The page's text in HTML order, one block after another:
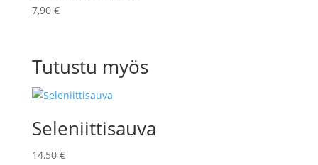
7,90 €
Tutustu myös
Seleniittisauva
14,50 €